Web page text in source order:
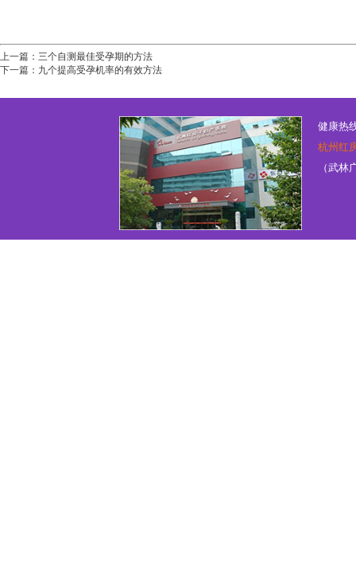
上一篇： 三个自测最佳受孕期的方法
下一篇： 九个提高受孕机率的有效方法
健康热
杭州红
（武